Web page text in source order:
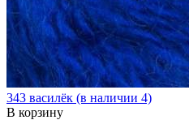
343 василёк (в наличии 4)
В корзину